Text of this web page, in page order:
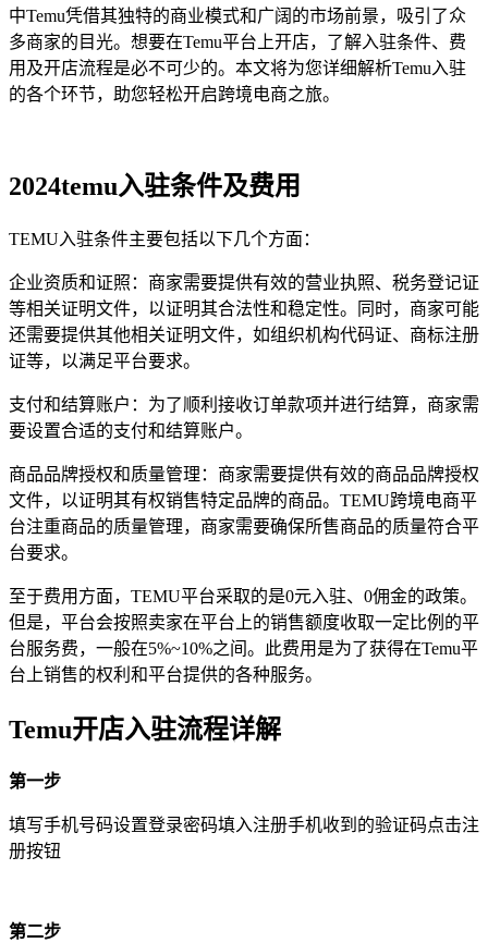
中Temu凭借其独特的商业模式和广阔的市场前景，吸引了众
多商家的目光。想要在Temu平台上开店，了解入驻条件、费
用及开店流程是必不可少的。本文将为您详细解析Temu入驻
的各个环节，助您轻松开启跨境电商之旅。
2024temu入驻条件及费用
TEMU入驻条件主要包括以下几个方面：
企业资质和证照：商家需要提供有效的营业执照、税务登记证
等相关证明文件，以证明其合法性和稳定性。同时，商家可能
还需要提供其他相关证明文件，如组织机构代码证、商标注册
证等，以满足平台要求。
支付和结算账户：为了顺利接收订单款项并进行结算，商家需
要设置合适的支付和结算账户。
商品品牌授权和质量管理：商家需要提供有效的商品品牌授权
文件，以证明其有权销售特定品牌的商品。TEMU跨境电商平
台注重商品的质量管理，商家需要确保所售商品的质量符合平
台要求。
至于费用方面，TEMU平台采取的是0元入驻、0佣金的政策。
但是，平台会按照卖家在平台上的销售额度收取一定比例的平
台服务费，一般在5%~10%之间。此费用是为了获得在Temu平
台上销售的权利和平台提供的各种服务。
Temu开店入驻流程详解
第一步
填写手机号码设置登录密码填入注册手机收到的验证码点击注
册按钮
第二步